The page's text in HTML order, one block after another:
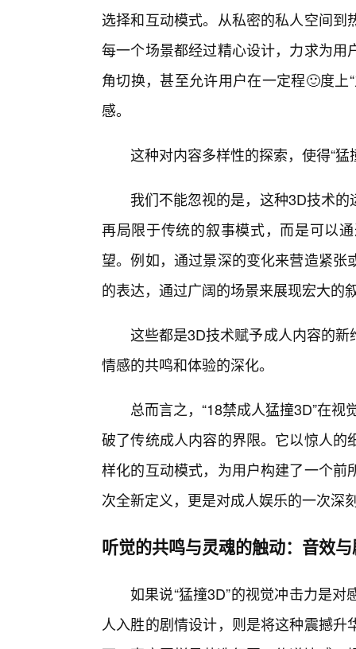
选择和互动模式。从私密的私人空间
每一个场景都经过精心设计，力求为
角切换，甚至允许用户在一定程🙂度
感。
这种对内容多样性的探索，使得“
我们不能忽视的是，这种3D技术
再局限于传统的叙事模式，而是可以
望。例如，通过景深的变化来营造紧
的表达，通过广阔的场景来展现宏大的
这些都是3D技术赋予成人内容的
情感的共鸣和体验的深化。
总而言之，“18禁成人猛撞3D”在
破了传统成人内容的界限。它以惊人
样化的互动模式，为用户构建了一个
次全新定义，更是对成人娱乐的一次深
听觉的共鸣与灵魂的触动：音效
如果说“猛撞3D”的视觉冲击力是
人入胜的剧情设计，则是将这种震撼